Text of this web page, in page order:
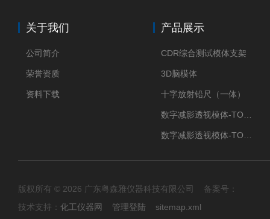
关于我们
公司简介
荣誉资质
资料下载
产品展示
CDR综合测试模体支架
3D脑模体
十字放射铅尺（一体）
版权所有 © 2026 广东粤森雅仪器科技有限公司 备案号：
技术支持： 化工仪器网 管理登陆 sitemap.xml